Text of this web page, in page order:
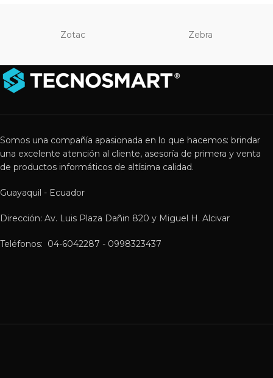
Zotac Zebra
Somos una compañía apasionada en lo que hacemos: brindar
una excelente atención al cliente, asesoría de primera y venta
de productos informáticos de altísima calidad.
Guayaquil - Ecuador
Dirección: Av. Luis Plaza Dañin 820 y Miguel H. Alcivar
Teléfonos: 04-6042287 - 0998323437